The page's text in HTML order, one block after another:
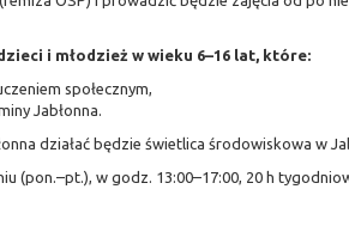
i młodzież w wieku 6–16 lat, które:
społecznym,
Jabłonna.
działać będzie świetlica środowiskowa w
(pon.–pt.), w godz. 13:00–17:00, 20 h